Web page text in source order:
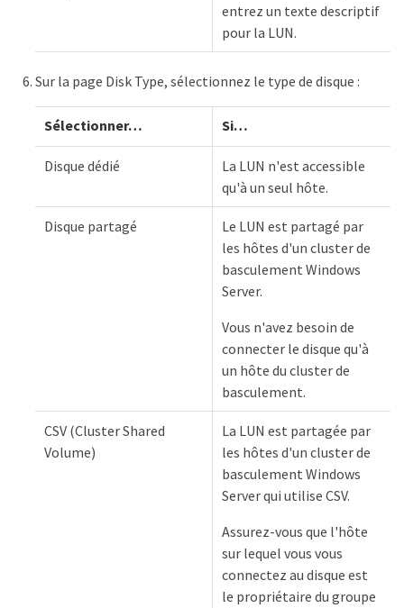
entrez un texte descriptif
pour la LUN.
Sur la page Disk Type, sélectionnez le type de disque :
Sélectionner…​ Si…​
Disque dédié
La LUN n'est accessible
qu'à un seul hôte.
Disque partagé
Le LUN est partagé par
les hôtes d'un cluster de
basculement Windows
Server.
Vous n'avez besoin de
connecter le disque qu'à
un hôte du cluster de
basculement.
CSV (Cluster Shared
Volume)
La LUN est partagée par
les hôtes d'un cluster de
basculement Windows
Server qui utilise CSV.
Assurez-vous que l'hôte
sur lequel vous vous
connectez au disque est
le propriétaire du groupe